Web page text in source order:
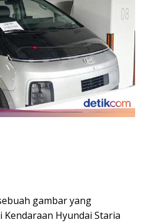
gambar yang
Hyundai Staria